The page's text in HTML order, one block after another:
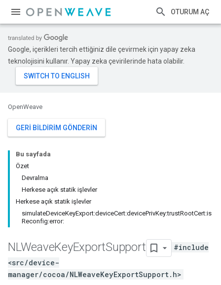
OTURUM AÇ
Google, içerikleri tercih ettiğiniz dile çevirmek için yapay zeka
teknolojisini kullanır. Yapay zeka çevirilerinde hata olabilir.
OpenWeave
GERI BILDIRIM GÖNDERIN
Bu sayfada
Özet
Devralma
Herkese açık statik işlevler
Herkese açık statik işlevler
simulateDeviceKeyExport:deviceCert:devicePrivKey:trustRootCert:is
Reconfig:error:
NLWeaveKeyExportSupport
#include
<src/device-
manager/cocoa/NLWeaveKeyExportSupport.h>